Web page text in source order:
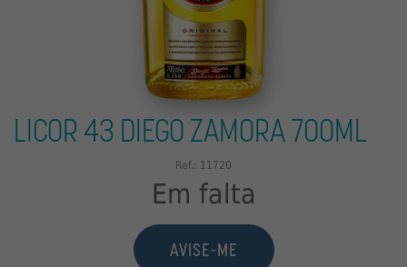
LICOR 43 DIEGO ZAMORA 700ML
Ref.: 11720
Em falta
AVISE-ME